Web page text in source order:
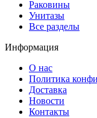
Раковины
Унитазы
Все разделы
Информация
О нас
Политика
Доставка
Новости
Контакты